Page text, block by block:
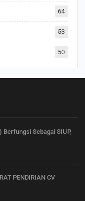
64
53
50
Sebagai SIUP,
PENDIRIAN CV